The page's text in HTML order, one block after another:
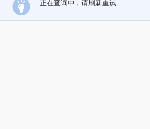
正在查询中，请刷新重试